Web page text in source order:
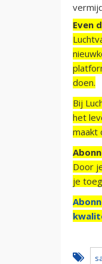
Even
doen.
Bij
het
maakt
Door
je